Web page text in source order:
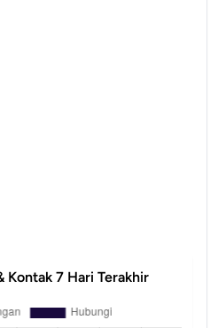
Kontak 7 Hari Terakhir